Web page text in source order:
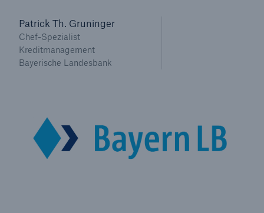
Patrick Th. Gruninger
Chef-Spezialist
Kreditmanagement
Bayerische Landesbank